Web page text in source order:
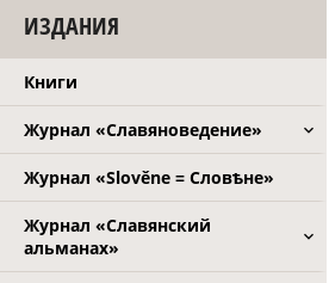
ИЗДАНИЯ
Книги
Журнал «Славяноведение»
Журнал «Slověne = Словѣне»
Журнал «Славянский
альманах»